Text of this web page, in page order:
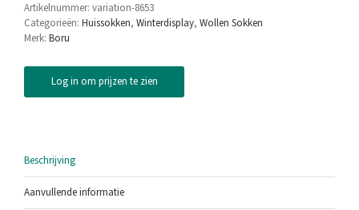
Artikelnummer: variation-8653
Categorieën: Huissokken, Winterdisplay, Wollen Sokken
Merk: Boru
Log in om prijzen te zien
Beschrijving
Aanvullende informatie